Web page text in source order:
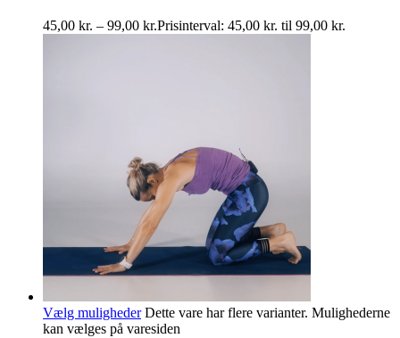
45,00 kr. – 99,00 kr.Prisinterval: 45,00 kr. til 99,00 kr.
Vælg muligheder Dette vare har flere varianter. Mulighederne
kan vælges på varesiden